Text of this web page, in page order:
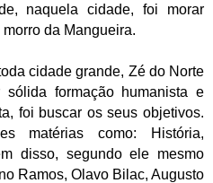
naquela cidade, foi morar
da Mangueira.
cidade grande, Zé do Norte
formação humanista e
foi buscar os seus objetivos.
matérias como: História,
disso, segundo ele mesmo
Ramos, Olavo Bilac, Augusto